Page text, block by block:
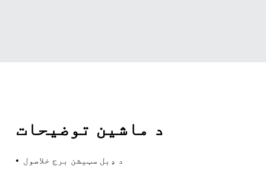
د ماشین توضیحات
د ډبل سټیشن برج خلاصول